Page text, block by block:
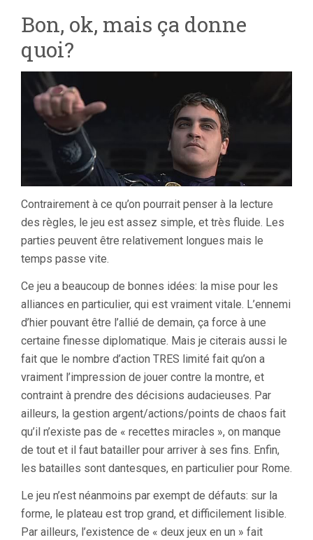
Bon, ok, mais ça donne
quoi?
Contrairement à ce qu’on pourrait penser à la lecture
des règles, le jeu est assez simple, et très fluide. Les
parties peuvent être relativement longues mais le
temps passe vite.
Ce jeu a beaucoup de bonnes idées: la mise pour les
alliances en particulier, qui est vraiment vitale. L’ennemi
d’hier pouvant être l’allié de demain, ça force à une
certaine finesse diplomatique. Mais je citerais aussi le
fait que le nombre d’action TRES limité fait qu’on a
vraiment l’impression de jouer contre la montre, et
contraint à prendre des décisions audacieuses. Par
ailleurs, la gestion argent/actions/points de chaos fait
qu’il n’existe pas de « recettes miracles », on manque
de tout et il faut batailler pour arriver à ses fins. Enfin,
les batailles sont dantesques, en particulier pour Rome.
Le jeu n’est néanmoins par exempt de défauts: sur la
forme, le plateau est trop grand, et difficilement lisible.
Par ailleurs, l’existence de « deux jeux en un » fait